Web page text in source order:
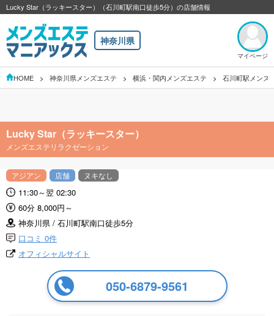
Lucky Star（ラッキースター）（石川町駅南口徒歩5分）の店舗情報
神奈川県
マイページ
HOME 神奈川県メンズエステ 横浜・関内メンズエステ 石川町駅メンズ
Lucky Star（ラッキースター）
メンズエステリラクゼーション
アジアン 店舗 ヌキなし
11:30～翌 02:30
60分 8,000円～
神奈川県 / 石川町駅南口徒歩5分
口コミ 0件
オフィシャルサイト
050-6879-9561